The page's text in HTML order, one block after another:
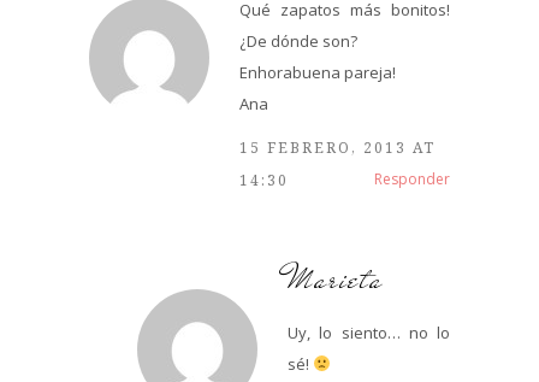
Qué zapatos más bonitos!
¿De dónde son?
Enhorabuena pareja!
Ana
15 FEBRERO, 2013 AT
14:30
Responder
Marieta
Uy, lo siento… no lo
sé!